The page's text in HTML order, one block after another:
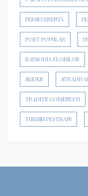
PERSEVERENȚĂ
PORT POPULAR
RAPSODIA FLORILOR
SLIDER
TRADIȚII GORJENEȘTI
TURISM PEȘTIȘANI